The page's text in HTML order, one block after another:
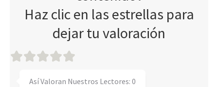
Haz clic en las estrellas para
dejar tu valoración
Así Valoran Nuestros Lectores: 0